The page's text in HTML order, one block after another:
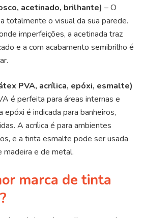
acetinado, brilhante) – O
totalmente o visual da sua parede.
imperfeições, a acetinada traz
e a com acabamento semibrilho é
PVA, acrílica, epóxi, esmalte)
é perfeita para áreas internas e
epóxi é indicada para banheiros,
A acrílica é para ambientes
e a tinta esmalte pode ser usada
madeira e de metal.
marca de tinta